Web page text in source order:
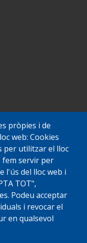
pròpies i de
web: Cookies
per utilitzar el lloc
fem servir per
l'ús del lloc web i
TOT",
Podeu acceptar
i revocar el
en qualsevol